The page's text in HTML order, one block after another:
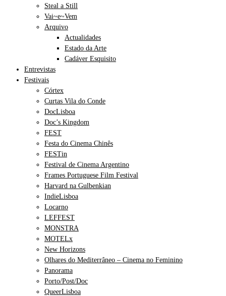
Steal a Still
Vai~e~Vem
Arquivo
Actualidades
Estado da Arte
Cadáver Esquisito
Entrevistas
Festivais
Córtex
Curtas Vila do Conde
DocLisboa
Doc’s Kingdom
FEST
Festa do Cinema Chinês
FESTin
Festival de Cinema Argentino
Frames Portuguese Film Festival
Harvard na Gulbenkian
IndieLisboa
Locarno
LEFFEST
MONSTRA
MOTELx
New Horizons
Olhares do Mediterrâneo – Cinema no Feminino
Panorama
Porto/Post/Doc
QueerLisboa